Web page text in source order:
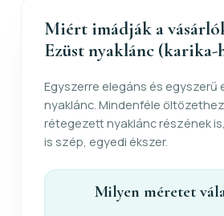
Miért imádják a
Ezüst nyaklánc (karika-
Egyszerre elegáns és egyszerű
nyaklánc. Mindenféle
rétegezett nyaklánc részének
is szép, egyedi ékszer.
Milyen méretet